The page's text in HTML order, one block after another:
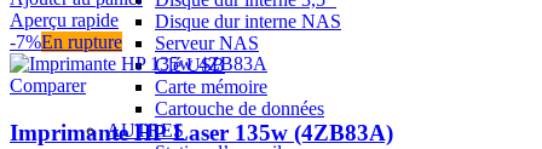
Disque dur interne NAS
Serveur NAS
Clé USB
Carte mémoire
Cartouche de données
AUTRES
Aperçu rapide
-7%En rupture
Comparer
Imprimante HP Laser 135w (4ZB83A)